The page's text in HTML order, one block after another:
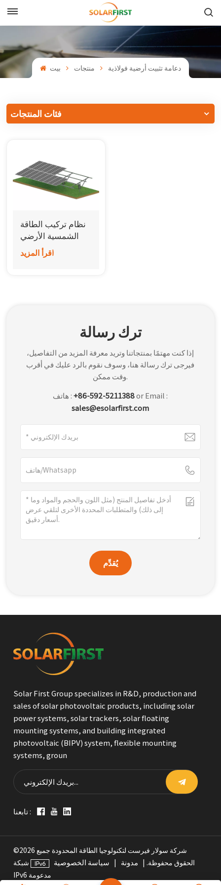
English
Français
中文
Español
Português
한국어
بالعربية
بيت منتجات دعامة تثبيت أرضية فولاذية
فئات المنتجات
نظام تركيب الطاقة
الشمسية الأرضي
من أكوام فولاذية
PHC
اقرأ المزيد
ترك رسالة
إذا كنت مهتمًا بمنتجاتنا وتريد معرفة المزيد من التفاصيل،
فيرجى ترك رسالة هنا، وسوف نقوم بالرد عليك في أقرب
وقت ممكن.
هاتف :+86-592-5211388or Email :
sales@esolarfirst.com
يُقدِّم
Solar First Group specializes in R&D, production and
sales of solar photovoltaic products, including solar
power systems, solar trackers, solar floating
mounting systems, and building integrated
photovoltaic (BIPV) system, flexible mounting
systems, groun
تابعنا :
©2026 شركة سولار فيرست لتكنولوجيا الطاقة المحدودة جميع
الحقوق محفوظة. |
مدونة سياسة الخصوصية
شبكة
IPv6 مدعومة